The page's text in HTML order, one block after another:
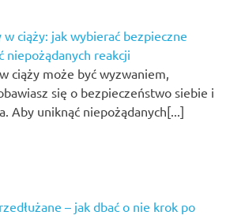
w ciąży: jak wybierać bezpieczne
niepożądanych reakcji
ciąży może być wyzwaniem,
się o bezpieczeństwo siebie i
Aby uniknąć niepożądanych[...]
– jak dbać o nie krok po